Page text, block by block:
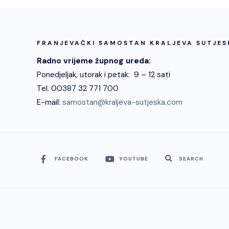
FRANJEVAČKI SAMOSTAN KRALJEVA
Radno vrijeme župnog ureda:
Ponedjeljak, utorak i petak: 9 – 12 sati
Tel. 00387 32 771 700
E-mail: samostan@kraljeva-sutjeska.com
FACEBOOK YOUTUBE SEARCH